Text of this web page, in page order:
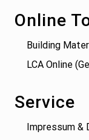
Online
Building
LCA Online
Service
Impressum &